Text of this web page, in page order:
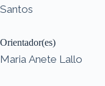
Santos
Orientador(es)
Maria Anete Lallo